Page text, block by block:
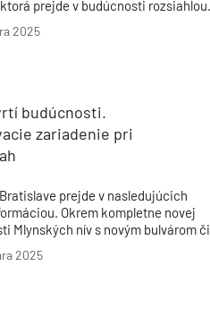
prejde v budúcnosti rozsiahlou
tu budú nové moderné štvrte a
pracovným názvom FT2. Svojím
2025
budúcnosti.
zariadenie pri
prejde v nasledujúcich
Okrem kompletne novej
Mlynských nív s novým bulvárom či
bude lokalitu vypĺňať aj nový hotel.
developer. Čo všetko
2025